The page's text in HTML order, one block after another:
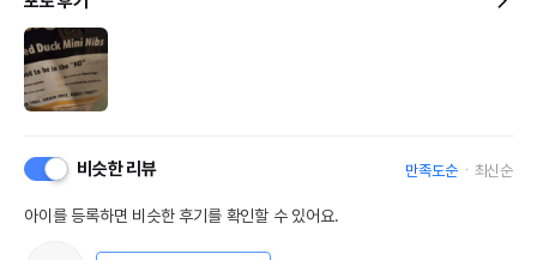
비슷한 리뷰 만족도순 최신순
아이를 등록하면 비슷한 후기를 확인할 수 있어요.